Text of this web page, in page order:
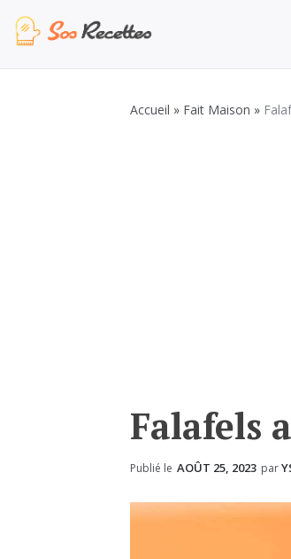
au
Accueil » Fait Maison »
Falafels
Publié le AOÛT 25, 2023 par